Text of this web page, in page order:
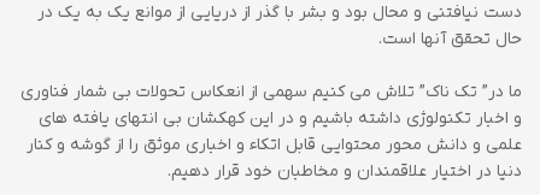
دست نیافتنی و محال بود و بشر با گذر از دریایی از موانع یک به یک در
حال تحقق آنها است.
ما در” تک ناک” تلاش می کنیم سهمی از انعکاس تحولات بی شمار فناوری
و اخبار تکنولوژی داشته باشیم و در این کهکشان بی انتهای یافته های
علمی و دانش محور محتوایی قابل اتکاء و اخباری موثق را از گوشه و کنار
دنیا در اختیار علاقمندان و مخاطبان خود قرار دهیم.